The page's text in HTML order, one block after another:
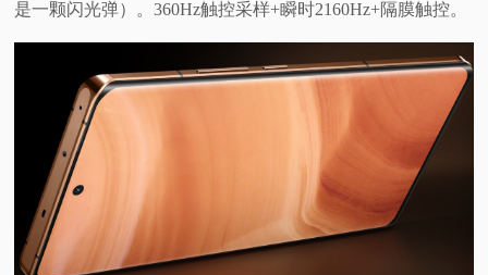
是一颗闪光弹）。360Hz触控采样+瞬时2160Hz+隔膜触控。